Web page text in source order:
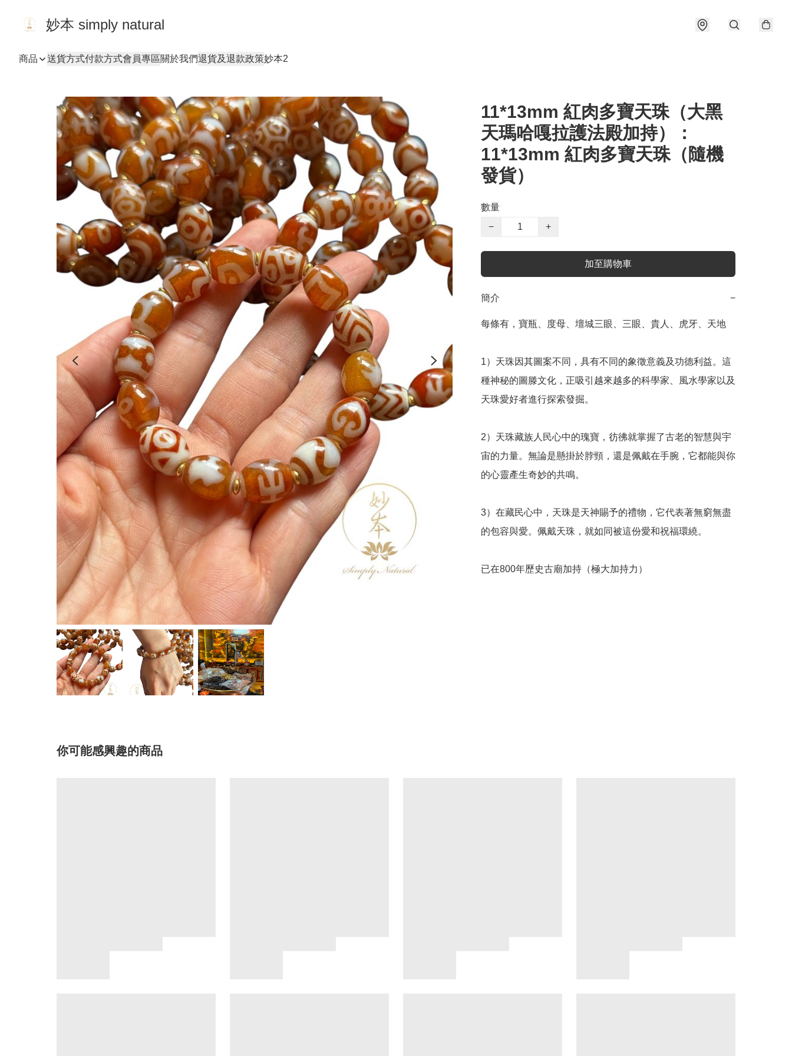
妙本 simply natural
商品 送貨方式付款方式會員專區關於我們退貨及退款政策妙本2
11*13mm 紅肉多寶天珠（大黑
天瑪哈嘎拉護法殿加持）：
11*13mm 紅肉多寶天珠（隨機
發貨）
數量
−
+
加至購物車
簡介 −
每條有，寶瓶、度母、壇城三眼、三眼、貴人、虎牙、天地
1）天珠因其圖案不同，具有不同的象徵意義及功德利益。這
種神秘的圖滕文化，正吸引越來越多的科學家、風水學家以及
天珠愛好者進行探索發掘。
2）天珠藏族人民心中的瑰寶，彷彿就掌握了古老的智慧與宇
宙的力量。無論是懸掛於脖頸，還是佩戴在手腕，它都能與你
的心靈產生奇妙的共鳴。
3）在藏民心中，天珠是天神賜予的禮物，它代表著無窮無盡
的包容與愛。佩戴天珠，就如同被這份愛和祝福環繞。
你可能感興趣的商品